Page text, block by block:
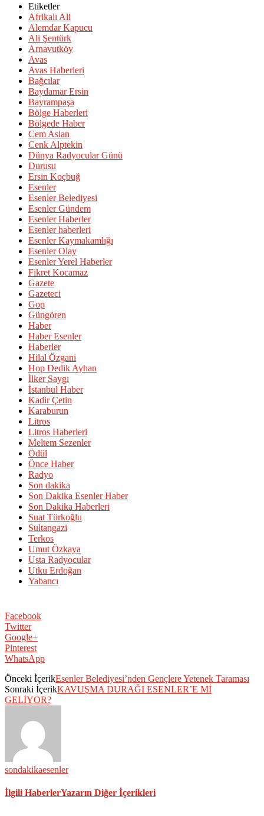
Etiketler
Afrikalı Ali
Alemdar Kapucu
Ali Şentürk
Arnavutköy
Avas
Avas Haberleri
Bağcılar
Baydamar Ersin
Bayrampaşa
Bölge Haberleri
Bölgede Haber
Cem Aslan
Cenk Alptekin
Dünya Radyocular Günü
Durusu
Ersin Koçbuğ
Esenler
Esenler Belediyesi
Esenler Gündem
Esenler Haberler
Esenler haberleri
Esenler Kaymakamlığı
Esenler Olay
Esenler Yerel Haberler
Fikret Kocamaz
Gazete
Gazeteci
Gop
Güngören
Haber
Haber Esenler
Haberler
Hilal Özgani
Hop Dedik Ayhan
İlker Saygı
İstanbul Haber
Kadir Çetin
Karaburun
Litros
Litros Haberleri
Meltem Sezenler
Ödül
Önce Haber
Radyo
Son dakika
Son Dakika Esenler Haber
Son Dakika Haberleri
Suat Türkoğlu
Sultangazi
Terkos
Umut Özkaya
Usta Radyocular
Utku Erdoğan
Yabancı
Facebook
Twitter
Google+
Pinterest
WhatsApp
Önceki İçerikEsenler Belediyesi’nden Gençlere Yetenek Taraması
Sonraki İçerikKAVUŞMA DURAĞI ESENLER’E Mİ
GELİYOR?
sondakikaesenler
İlgili HaberlerYazarın Diğer İçerikleri